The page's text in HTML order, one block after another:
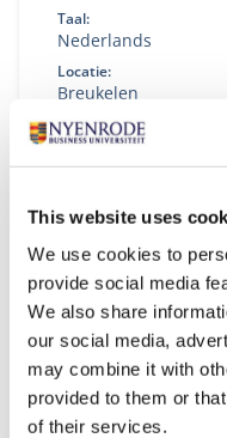
This website uses
We use cookies to
provide social media
We also share
our social media,
may combine it with
provided to them or
of their services.
Taal:
Nederlands
Locatie:
Breukelen
Post-master
partner in een